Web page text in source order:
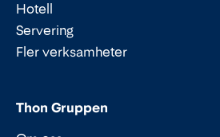
Hotell
Servering
Fler verksamheter
Thon Gruppen